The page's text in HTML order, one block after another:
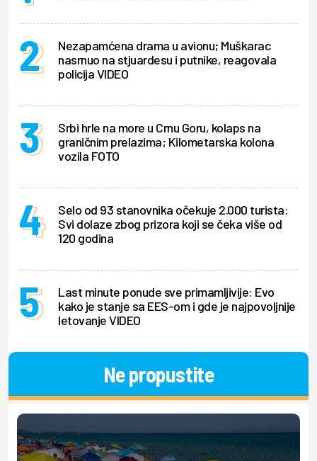
Nezapamćena drama u avionu; Muškarac
nasrnuo na stjuardesu i putnike, reagovala
policija VIDEO
Srbi hrle na more u Crnu Goru, kolaps na
graničnim prelazima; Kilometarska kolona
vozila FOTO
Selo od 93 stanovnika očekuje 2.000 turista:
Svi dolaze zbog prizora koji se čeka više od
120 godina
Last minute ponude sve primamljivije: Evo
kako je stanje sa EES-om i gde je najpovoljnije
letovanje VIDEO
Ne propustite